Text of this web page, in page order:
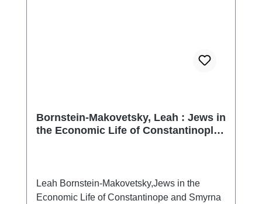
Bornstein-Makovetsky, Leah : Jews in
the Economic Life of Constantinople
Leah Bornstein-Makovetsky,Jews in the
Economic Life of Constantinope and Smyrna